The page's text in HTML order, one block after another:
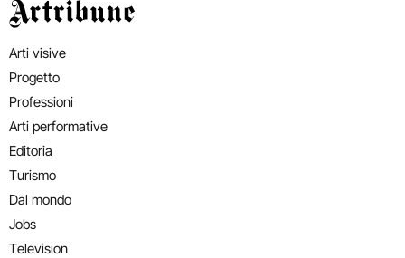
Artribune
Arti visive
Progetto
Professioni
Arti performative
Editoria
Turismo
Dal mondo
Jobs
Television